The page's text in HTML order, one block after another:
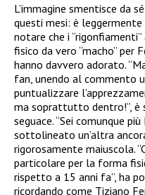
L’immagine smentisce da
questi mesi: è
notare che i
fisico da vero “macho” per
hanno davvero adorato.
fan, unendo al commento
puntualizzare
ma soprattutto dentro!”, è
seguace. “Sei comunque
sottolineato un’altra
rigorosamente maiuscola.
particolare per la forma
rispetto a 15 anni fa”, ha
ricordando come Tiziano